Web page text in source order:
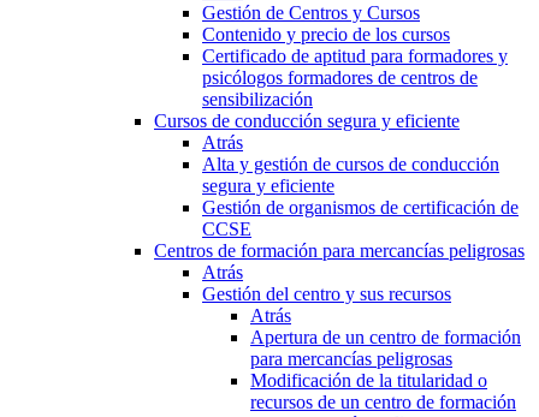
Gestión de Centros y Cursos
Contenido y precio de los cursos
Certificado de aptitud para formadores y
psicólogos formadores de centros de
sensibilización
Cursos de conducción segura y eficiente
Atrás
Alta y gestión de cursos de conducción
segura y eficiente
Gestión de organismos de certificación de
CCSE
Centros de formación para mercancías peligrosas
Atrás
Gestión del centro y sus recursos
Atrás
Apertura de un centro de formación
para mercancías peligrosas
Modificación de la titularidad o
recursos de un centro de formación